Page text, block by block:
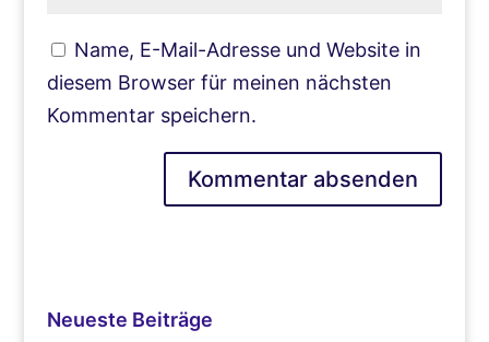
Name, E-Mail-Adresse und Website in
diesem Browser für meinen nächsten
Kommentar speichern.
Neueste Beiträge